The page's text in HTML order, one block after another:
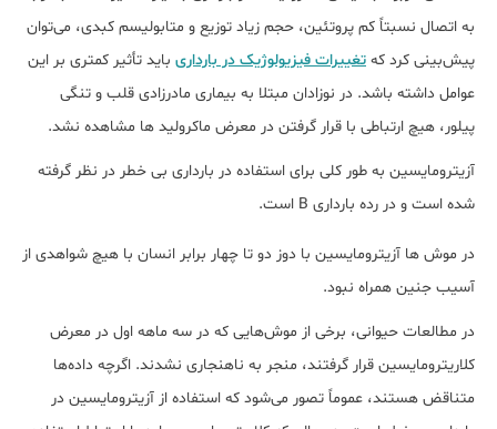
به اتصال نسبتاً کم پروتئین، حجم زیاد توزیع و متابولیسم کبدی، می‌توان
پیش‌بینی کرد که تغییرات فیزیولوژیک در بارداری باید تأثیر کمتری بر این
عوامل داشته باشد. در نوزادان مبتلا به بیماری مادرزادی قلب و تنگی
پیلور، هیچ ارتباطی با قرار گرفتن در معرض ماکرولید ها مشاهده نشد.
آزیترومایسین به طور کلی برای استفاده در بارداری بی خطر در نظر گرفته
شده است و در رده بارداری B است.
در موش ها آزیترومایسین با دوز دو تا چهار برابر انسان با هیچ شواهدی از
آسیب جنین همراه نبود.
در مطالعات حیوانی، برخی از موش‌هایی که در سه ماهه اول در معرض
کلاریترومایسین قرار گرفتند، منجر به ناهنجاری نشدند. اگرچه داده‌ها
متناقض هستند، عموماً تصور می‌شود که استفاده از آزیترومایسین در